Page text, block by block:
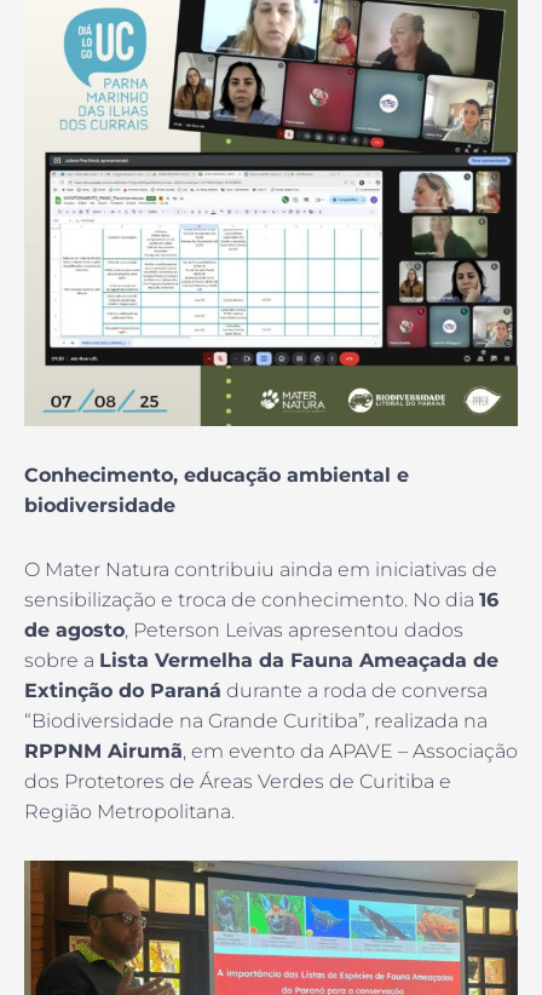
Conhecimento, educação ambiental e
biodiversidade
O Mater Natura contribuiu ainda em iniciativas de
sensibilização e troca de conhecimento. No dia 16
de agosto, Peterson Leivas apresentou dados
sobre a Lista Vermelha da Fauna Ameaçada de
Extinção do Paraná durante a roda de conversa
“Biodiversidade na Grande Curitiba”, realizada na
RPPNM Airumã, em evento da APAVE – Associação
dos Protetores de Áreas Verdes de Curitiba e
Região Metropolitana.